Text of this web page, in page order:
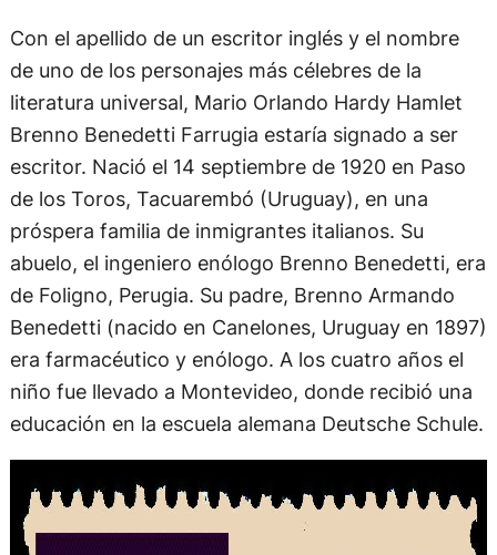
Con el apellido de un escritor inglés y el nombre
de uno de los personajes más célebres de la
literatura universal, Mario Orlando Hardy Hamlet
Brenno Benedetti Farrugia estaría signado a ser
escritor. Nació el 14 septiembre de 1920 en Paso
de los Toros, Tacuarembó (Uruguay), en una
próspera familia de inmigrantes italianos. Su
abuelo, el ingeniero enólogo Brenno Benedetti, era
de Foligno, Perugia. Su padre, Brenno Armando
Benedetti (nacido en Canelones, Uruguay en 1897)
era farmacéutico y enólogo. A los cuatro años el
niño fue llevado a Montevideo, donde recibió una
educación en la escuela alemana Deutsche Schule.